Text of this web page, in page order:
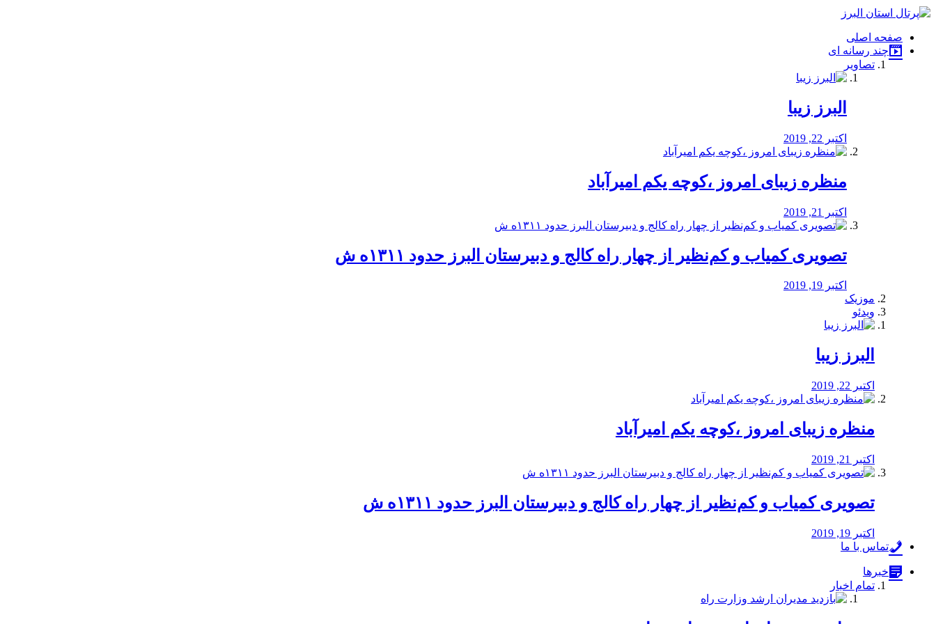
فصد
شرق
تهران
خشکشویی
صفحه اصلی
چند رسانه ای
تصاویر
البرز زیبا
اکتبر 22, 2019
منظره‌‌ زیبای امروز ،کوچه یکم امیرآباد
اکتبر 21, 2019
️تصویری کمیاب و کم‌نظیر از چهار راه كالج و دبيرستان البرز حدود ۱۳۱۱ه ش
اکتبر 19, 2019
موزیک
ویدئو
البرز زیبا
اکتبر 22, 2019
منظره‌‌ زیبای امروز ،کوچه یکم امیرآباد
اکتبر 21, 2019
️تصویری کمیاب و کم‌نظیر از چهار راه كالج و دبيرستان البرز حدود ۱۳۱۱ه ش
اکتبر 19, 2019
تماس با ما
خبرها
تمام اخبار